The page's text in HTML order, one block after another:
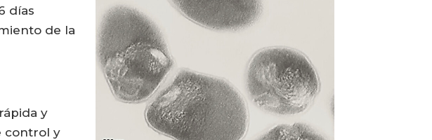
días
de la
y
control y